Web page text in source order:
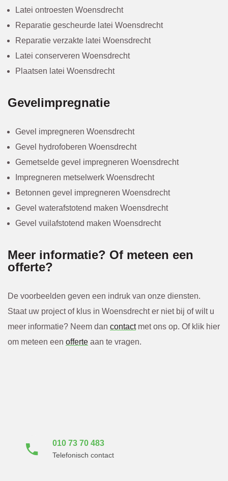
Latei ontroesten Woensdrecht
Reparatie gescheurde latei Woensdrecht
Reparatie verzakte latei Woensdrecht
Latei conserveren Woensdrecht
Plaatsen latei Woensdrecht
Gevelimpregnatie
Gevel impregneren Woensdrecht
Gevel hydrofoberen Woensdrecht
Gemetselde gevel impregneren Woensdrecht
Impregneren metselwerk Woensdrecht
Betonnen gevel impregneren Woensdrecht
Gevel waterafstotend maken Woensdrecht
Gevel vuilafstotend maken Woensdrecht
Meer informatie? Of meteen een
offerte?
De voorbeelden geven een indruk van onze diensten.
Staat uw project of klus in Woensdrecht er niet bij of wilt u
meer informatie? Neem dan contactmet ons op. Of klik hier
om meteen een offerte aan te vragen.
010 73 70 483
Telefonisch contact